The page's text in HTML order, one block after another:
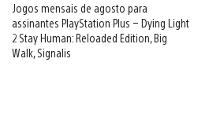
Jogos mensais de agosto para
assinantes PlayStation Plus – Dying Light
2 Stay Human: Reloaded Edition, Big
Walk, Signalis